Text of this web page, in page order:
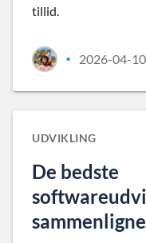
tillid.
• 2026-04-10
UDVIKLING
De bedste